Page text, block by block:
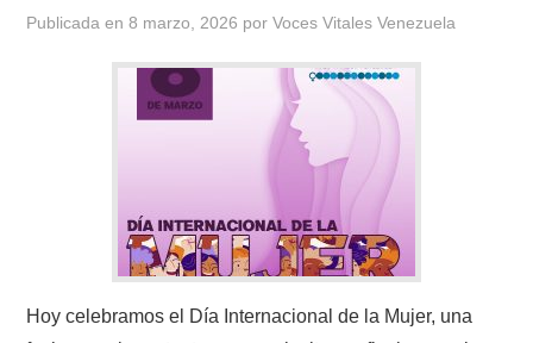
Publicada en8 marzo, 2026 porVoces Vitales Venezuela
Hoy celebramos el Día Internacional de la Mujer, una